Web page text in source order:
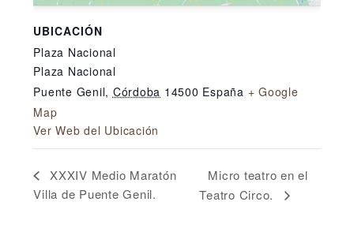
UBICACIÓN
Plaza Nacional
Plaza Nacional
Puente Genil, Córdoba 14500 España + Google
Map
Ver Web del Ubicación
XXXIV Medio Maratón
Villa de Puente Genil.
Micro teatro en el
Teatro Circo.